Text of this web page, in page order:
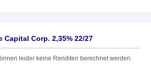
Capital Corp. 2,35% 22/27
leider keine Renditen berechnet werden.